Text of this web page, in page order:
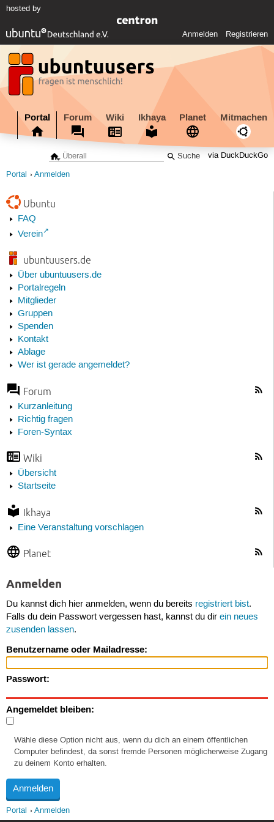
hosted by
Anmelden Registrieren
Portal Forum Wiki Ikhaya Planet Mitmachen
via DuckDuckGo
Portal Anmelden
Ubuntu
FAQ
Verein
ubuntuusers.de
Über ubuntuusers.de
Portalregeln
Mitglieder
Gruppen
Spenden
Kontakt
Ablage
Wer ist gerade angemeldet?
Forum
Kurzanleitung
Richtig fragen
Foren-Syntax
Wiki
Übersicht
Startseite
Ikhaya
Eine Veranstaltung vorschlagen
Planet
Anmelden
Du kannst dich hier anmelden, wenn du bereits registriert bist.
Falls du dein Passwort vergessen hast, kannst du dir ein neues
zusenden lassen.
Benutzername oder Mailadresse:
Passwort:
Angemeldet bleiben:
Wähle diese Option nicht aus, wenn du dich an einem öffentlichen
Computer befindest, da sonst fremde Personen möglicherweise Zugang
zu deinem Konto erhalten.
Portal Anmelden